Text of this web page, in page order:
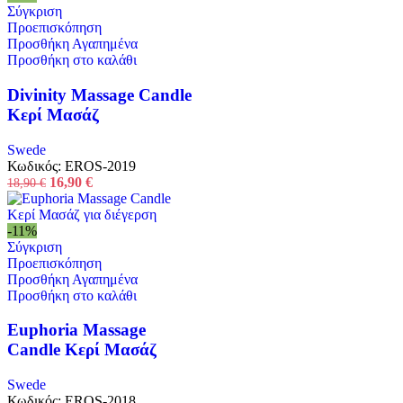
Σύγκριση
Προεπισκόπηση
Προσθήκη Αγαπημένα
Προσθήκη στο καλάθι
Divinity Massage Candle
Κερί Μασάζ
Swede
Κωδικός: EROS-2019
18,90€ Original
price
was:
16,90 €Η
τρέχουσα
τιμή
-11%
Σύγκριση
Προεπισκόπηση
Προσθήκη Αγαπημένα
Προσθήκη στο καλάθι
Euphoria Massage
Candle Κερί Μασάζ
Swede